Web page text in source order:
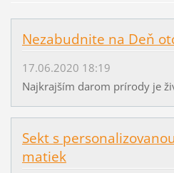
Nezabudnite na Deň
17.06.2020 18:19
Najkrajším darom prírody je
Sekt s
matiek